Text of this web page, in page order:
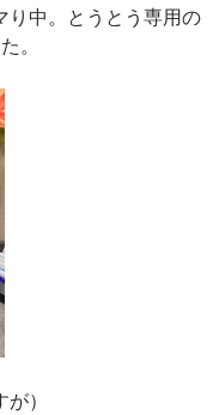
り中。とうとう専用の
。
）